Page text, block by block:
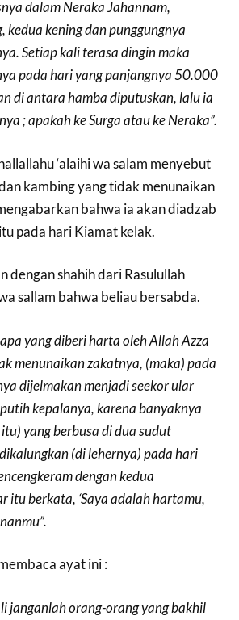
dalam Neraka Jahannam,
kedua kening dan punggungnya
Setiap kali terasa dingin maka
pada hari yang panjangnya 50.000
di antara hamba diputuskan, lalu ia
; apakah ke Surga atau ke Neraka”.
‘alaihi wa salam menyebut
kambing yang tidak menunaikan
bahwa ia akan diadzab
pada hari Kiamat kelak.
dengan shahih dari Rasulullah
sallam bahwa beliau bersabda.
yang diberi harta oleh Allah Azza
menunaikan zakatnya, (maka) pada
dijelmakan menjadi seekor ular
kepalanya, karena banyaknya
yang berbusa di dua sudut
(di lehernya) pada hari
dengan kedua
itu berkata, ‘Saya adalah hartamu,
ayat ini :
janganlah orang-orang yang bakhil